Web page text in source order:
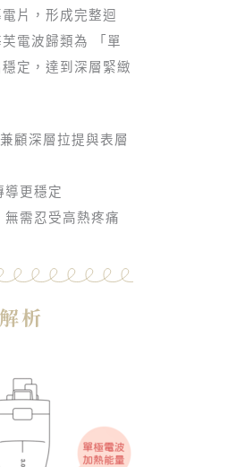
片，形成完整迴
電波歸類為 「單
定，達到深層緊緻
顧深層拉提與表層
更穩定
需忍受高熱疼痛
析